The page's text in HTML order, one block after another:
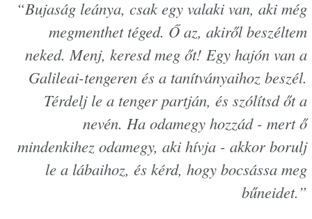
“Bujaság leánya, csak egy valaki van, aki még
megmenthet téged. Ő az, akiről beszéltem
neked. Menj, keresd meg őt! Egy hajón van a
Galileai-tengeren és a tanítványaihoz beszél.
Térdelj le a tenger partján, és szólítsd őt a
nevén. Ha odamegy hozzád - mert ő
mindenkihez odamegy, aki hívja - akkor borulj
le a lábaihoz, és kérd, hogy bocsássa meg
bűneidet.”